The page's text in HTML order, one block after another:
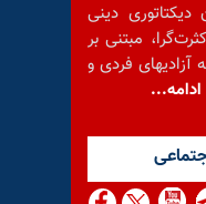
دینی
مبتنی بر
فردی و
ادامه...